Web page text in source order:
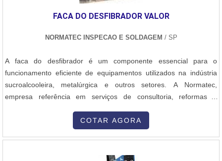
FACA DO DESFIBRADOR VALOR
NORMATEC INSPECAO E SOLDAGEM / SP
A faca do desfibrador é um componente essencial para o
funcionamento eficiente de equipamentos utilizados na indústria
sucroalcooleira, metalúrgica e outros setores. A Normatec,
empresa referência em serviços de consultoria, reformas e
alta qualidade e durabilidade.A faca do desfibrador é responsável
por realizar o corte das fibras da matéria-prima, como a cana-de-
resistentes e de alta performance, garantindo um desempenho
COTAR AGORA